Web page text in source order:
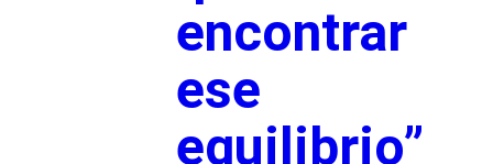
encontrar
ese
equilibrio”